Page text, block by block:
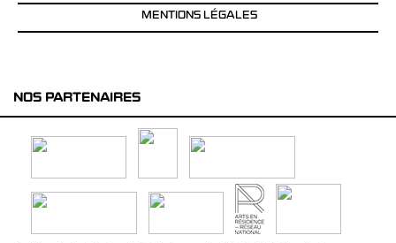
MENTIONS LÉGALES
NOS PARTENAIRES